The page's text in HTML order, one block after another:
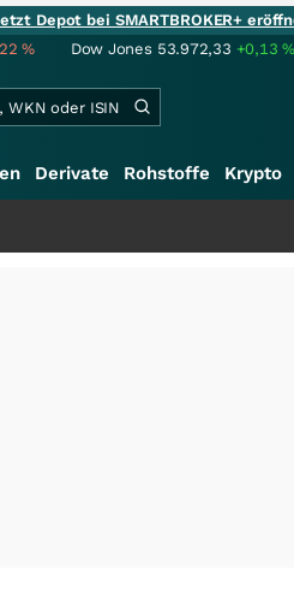
Depot bei SMARTBROKER+
% Dow Jones 53.972,33 +0,13%
Derivate Rohstoffe Krypto